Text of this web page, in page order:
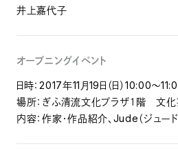
井上嘉代子
オープニングイベント
日時：2017年11月19日（日）10:00～
場所：ぎふ清流文化プラザ１階 文化
内容：作家・作品紹介、Jude（ジュード